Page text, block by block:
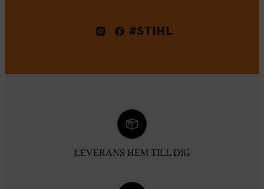
#STIHL
LEVERANS HEM TILL DIG